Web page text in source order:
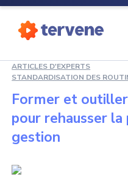
ARTICLES D'EXPERTS
STANDARDISATION DES
Former et
pour rehausser
gestion